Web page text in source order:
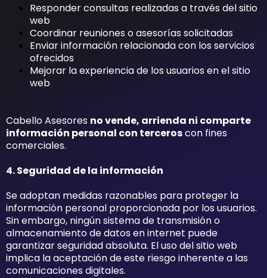
Responder consultas realizadas a través del sitio
web
Coordinar reuniones o asesorías solicitadas
Enviar información relacionada con los servicios
ofrecidos
Mejorar la experiencia de los usuarios en el sitio
web
Cabello Asesores no vende, arrienda ni comparte
información personal con terceroscon fines
comerciales.
4. Seguridad de la información
Se adoptan medidas razonables para proteger la
información personal proporcionada por los usuarios.
Sin embargo, ningún sistema de transmisión o
almacenamiento de datos en internet puede
garantizar seguridad absoluta. El uso del sitio web
implica la aceptación de este riesgo inherente a las
comunicaciones digitales.